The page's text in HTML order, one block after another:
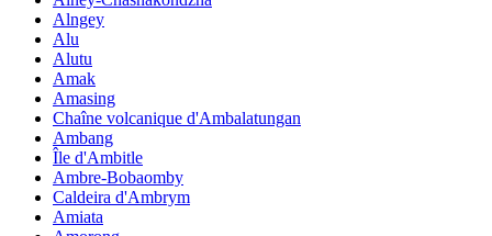
Alngey
Alu
Alutu
Amak
Amasing
Chaîne volcanique d'Ambalatungan
Ambang
Île d'Ambitle
Ambre-Bobaomby
Caldeira d'Ambrym
Amiata